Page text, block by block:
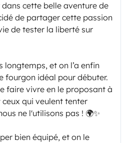
cette belle aventure de
de partager cette passion
de tester la liberté sur
longtemps, et on l’a enfin
fourgon idéal pour débuter.
faire vivre en le proposant à
qui veulent tenter
ne l'utilisons pas ! 🌍✨
bien équipé, et on le